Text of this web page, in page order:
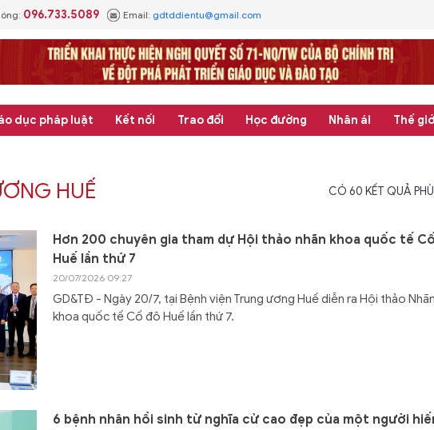
096.733.5089 Email: gdtddientu@gmail.com
dục pháp luật Kết nối Trao đổi Học đường Nhân ái Thế
HUẾ CÓ 60 KẾT QUẢ
Hơn 200 chuyên gia tham dự Hội thảo nhãn khoa quốc tế
Huế lần thứ 7
20/07/2026 09:27
GD&TĐ - Ngày 20/7, tại Bệnh viện Trung ương Huế diễn ra Hội thảo Nhãn
khoa quốc tế Cố đô Huế lần thứ 7.
6 bệnh nhân hồi sinh từ nghĩa cử cao đẹp của một người